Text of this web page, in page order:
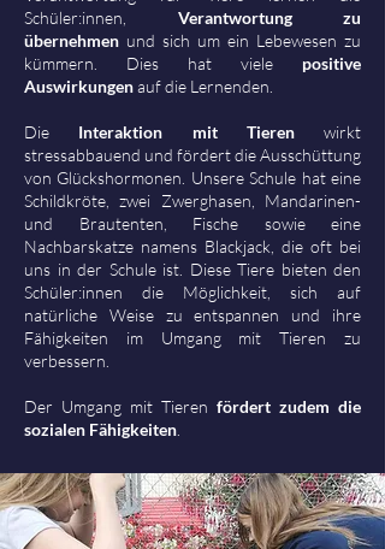
Schüler:innen, Verantwortung zu
übernehmen und sich um ein Lebewesen zu
kümmern. Dies hat viele positive
Auswirkungenauf die Lernenden.
​Die Interaktion mit Tierenwirkt
stressabbauend und fördert die Ausschüttung
von Glückshormonen. Unsere Schule hat eine
Schildkröte, zwei Zwerghasen, Mandarinen-
und Brautenten, Fische sowie eine
Nachbarskatze namens Blackjack, die oft bei
uns in der Schule ist. Diese Tiere bieten den
Schüler:innen die Möglichkeit, sich auf
natürliche Weise zu entspannen und ihre
Fähigkeiten im Umgang mit Tieren zu
verbessern.
Der Umgang mit Tieren fördert zudem die
sozialen Fähigkeiten